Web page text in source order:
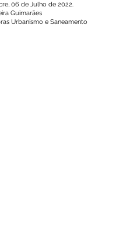
06 de Julho de 2022.
Guimarães
Urbanismo e Saneamento